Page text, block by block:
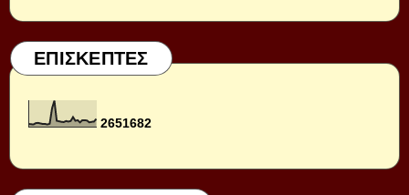
ΕΠΙΣΚΕΠΤΕΣ
2651682